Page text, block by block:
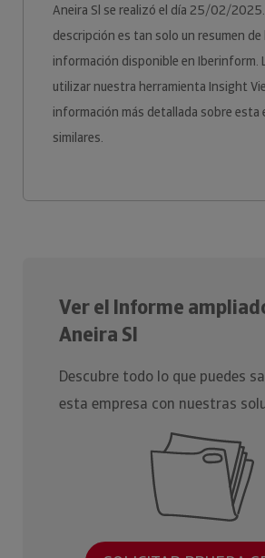
Aneira Sl se realizó el día 25/02/
descripción es tan solo un resumen de
información disponible en Iberinform.
utilizar nuestra herramienta Insight
información más detallada sobre esta
similares.
Ver el Informe
Aneira Sl
Descubre todo lo que puedes
esta empresa con nuestras